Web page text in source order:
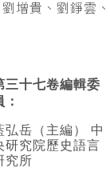
增貴、劉錚雲
三十七卷編輯委
：
弘岳（主編） 中
研究院歷史語言
究所